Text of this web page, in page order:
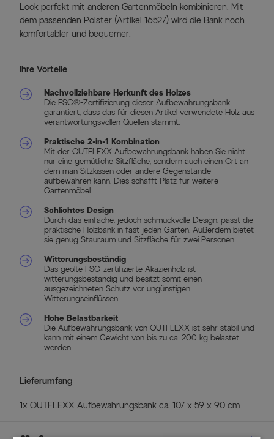
Look perfekt mit anderen Gartenmöbeln kombinieren. Mit
dem passenden Polster (Artikel 16527) wird die Bank noch
komfortabler und bequemer.
Ihre Vorteile
Nachvollziehbare Herkunft des Holzes
Die FSC®-Zertifizierung dieser Aufbewahrungsbank
garantiert, dass das für diesen Artikel verwendete Holz aus
verantwortungsvollen Quellen stammt.
Praktische 2-in-1 Kombination
Mit der OUTFLEXX Aufbewahrungsbank haben Sie nicht
nur eine gemütliche Sitzfläche, sondern auch einen Ort an
dem man Sitzkissen oder andere Gegenstände
aufbewahren kann. Dies schafft Platz für weitere
Gartenmöbel.
Schlichtes Design
Durch das einfache, jedoch schmuckvolle Design, passt die
praktische Holzbank in fast jeden Garten. Außerdem bietet
sie genug Stauraum und Sitzfläche für zwei Personen.
Witterungsbeständig
Das geölte FSC-zertifizierte Akazienholz ist
witterungsbeständig und besitzt somit einen
ausgezeichneten Schutz vor ungünstigen
Witterungseinflüssen.
Hohe Belastbarkeit
Die Aufbewahrungsbank von OUTFLEXX ist sehr stabil und
kann mit einem Gewicht von bis zu ca. 200 kg belastet
werden.
Lieferumfang
1x OUTFLEXX Aufbewahrungsbank ca. 107 x 59 x 90 cm